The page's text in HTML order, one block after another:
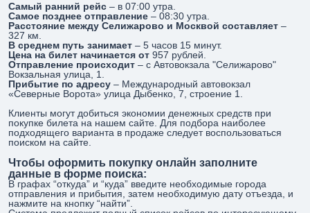
Самый ранний рейс – в 07:00 утра.
Самое позднее отправление – 08:30 утра.
Расстояние между Селижарово и Москвой составляет –
327 км.
В среднем путь занимает – 5 часов 15 минут.
Цена на билет начинается от 957 рублей.
Отправление происходит – с Автовокзала "Селижарово"
Вокзальная улица, 1.
Прибытие по адресу – Международный автовокзал
«Северные Ворота» улица Дыбенко, 7, строение 1.
Клиенты могут добиться экономии денежных средств при
покупке билета на нашем сайте. Для подбора наиболее
подходящего варианта в продаже следует воспользоваться
поиском на сайте.
Чтобы оформить покупку онлайн заполните
данные в форме поиска:
В графах “откуда” и “куда” введите необходимые города
отправления и прибытия, затем необходимую дату отъезда, и
нажмите на кнопку “найти”.